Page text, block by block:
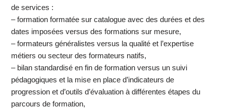
de services :
– formation formatée sur catalogue avec des durées et des
dates imposées versus des formations sur mesure,
– formateurs généralistes versus la qualité et l’expertise
métiers ou secteur des formateurs natifs,
– bilan standardisé en fin de formation versus un suivi
pédagogiques et la mise en place d’indicateurs de
progression et d’outils d’évaluation à différentes étapes du
parcours de formation,